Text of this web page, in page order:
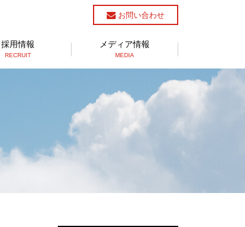
お問い合わせ
採用情報
RECRUIT
メディア情報
MEDIA